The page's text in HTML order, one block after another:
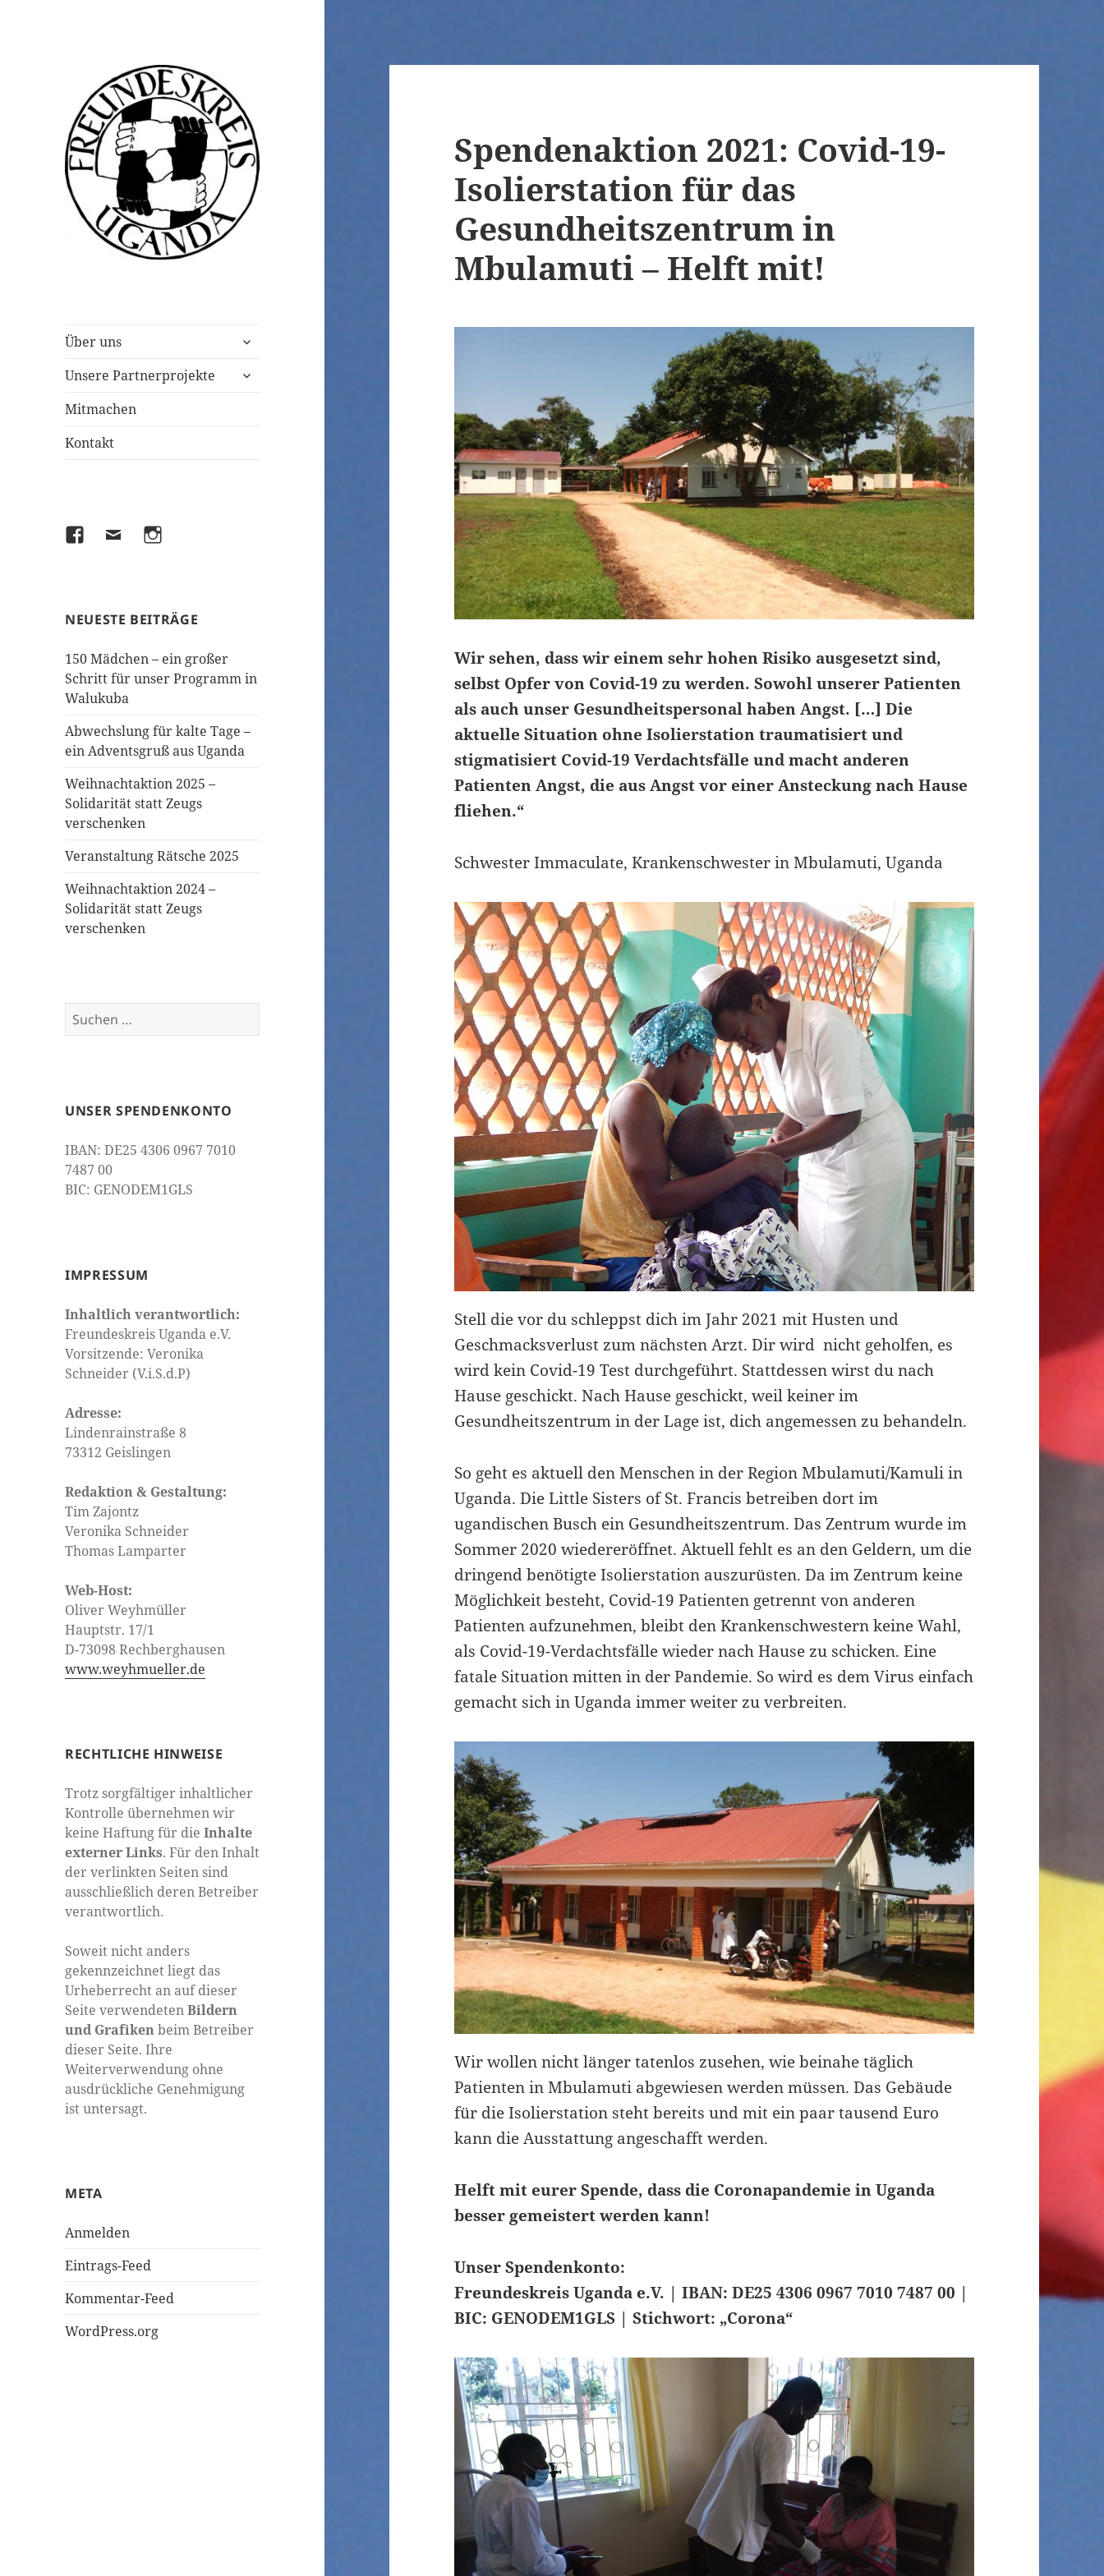
Über uns
untermenü
Unsere Partnerprojekte
untermenü
Mitmachen
Kontakt
FacebookEmailInstagram
NEUESTE BEITRÄGE
150 Mädchen – ein großer
Schritt für unser Programm in
Walukuba
Abwechslung für kalte Tage –
ein Adventsgruß aus Uganda
Weihnachtaktion 2025 –
Solidarität statt Zeugs
verschenken
Veranstaltung Rätsche 2025
Weihnachtaktion 2024 –
Solidarität statt Zeugs
verschenken
Suchen
nach:
UNSER SPENDENKONTO
IBAN: DE25 4306 0967 7010
7487 00
BIC: GENODEM1GLS
IMPRESSUM
Inhaltlich verantwortlich:
Freundeskreis Uganda e.V.
Vorsitzende: Veronika
Schneider (V.i.S.d.P)
Adresse:
Lindenrainstraße 8
73312 Geislingen
Redaktion & Gestaltung:
Tim Zajontz
Veronika Schneider
Thomas Lamparter
Web-Host:
Oliver Weyhmüller
Hauptstr. 17/1
D-73098 Rechberghausen
www.weyhmueller.de
RECHTLICHE HINWEISE
Trotz sorgfältiger inhaltlicher
Kontrolle übernehmen wir
keine Haftung für dieInhalte
externer Links. Für den Inhalt
der verlinkten Seiten sind
ausschließlich deren Betreiber
verantwortlich.
Soweit nicht anders
gekennzeichnet liegt das
Urheberrecht an auf dieser
Seite verwendetenBildern
und Grafikenbeim Betreiber
dieser Seite. Ihre
Weiterverwendung ohne
ausdrückliche Genehmigung
ist untersagt.
META
Anmelden
Eintrags-Feed
Kommentar-Feed
WordPress.org
Spendenaktion 2021: Covid-19-
Isolierstation für das
Gesundheitszentrum in
Mbulamuti – Helft mit!
Wir sehen, dass wir einem sehr hohen Risiko ausgesetzt sind,
selbst Opfer von Covid-19 zu werden. Sowohl unserer Patienten
als auch unser Gesundheitspersonal haben Angst. […] Die
aktuelle Situation ohne Isolierstation traumatisiert und
stigmatisiert Covid-19 Verdachtsfälle und macht anderen
Patienten Angst, die aus Angst vor einer Ansteckung nach Hause
fliehen.“
Schwester Immaculate, Krankenschwester in Mbulamuti, Uganda
Stell die vor du schleppst dich im Jahr 2021 mit Husten und
Geschmacksverlust zum nächsten Arzt. Dir wird nicht geholfen, es
wird kein Covid-19 Test durchgeführt. Stattdessen wirst du nach
Hause geschickt. Nach Hause geschickt, weil keiner im
Gesundheitszentrum in der Lage ist, dich angemessen zu behandeln.
So geht es aktuell den Menschen in der Region Mbulamuti/Kamuli in
Uganda. Die Little Sisters of St. Francis betreiben dort im
ugandischen Busch ein Gesundheitszentrum. Das Zentrum wurde im
Sommer 2020 wiedereröffnet. Aktuell fehlt es an den Geldern, um die
dringend benötigte Isolierstation auszurüsten. Da im Zentrum keine
Möglichkeit besteht, Covid-19 Patienten getrennt von anderen
Patienten aufzunehmen, bleibt den Krankenschwestern keine Wahl,
als Covid-19-Verdachtsfälle wieder nach Hause zu schicken. Eine
fatale Situation mitten in der Pandemie. So wird es dem Virus einfach
gemacht sich in Uganda immer weiter zu verbreiten.
Wir wollen nicht länger tatenlos zusehen, wie beinahe täglich
Patienten in Mbulamuti abgewiesen werden müssen. Das Gebäude
für die Isolierstation steht bereits und mit ein paar tausend Euro
kann die Ausstattung angeschafft werden.
Helft mit eurer Spende, dass die Coronapandemie in Uganda
besser gemeistert werden kann!
Unser Spendenkonto:
Freundeskreis Uganda e.V. | IBAN: DE25 4306 0967 7010 7487 00 |
BIC: GENODEM1GLS | Stichwort: „Corona“